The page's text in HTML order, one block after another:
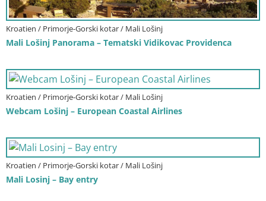
Kroatien / Primorje-Gorski kotar / Mali Lošinj
Mali Lošinj Panorama – Tematski Vidikovac Providenca
Kroatien / Primorje-Gorski kotar / Mali Lošinj
Webcam Lošinj – European Coastal Airlines
Kroatien / Primorje-Gorski kotar / Mali Lošinj
Mali Losinj – Bay entry